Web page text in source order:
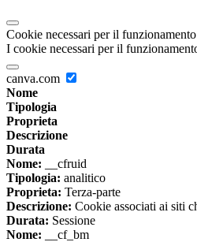
Cookie necessari per il funzionamento
I cookie necessari per il
canva.com
Nome
Tipologia
Proprieta
Descrizione
Durata
Nome: __cfruid
Tipologia: analitico
Proprieta: Terza-parte
Descrizione: Cookie associati ai siti
Durata: Sessione
Nome: __cf_bm